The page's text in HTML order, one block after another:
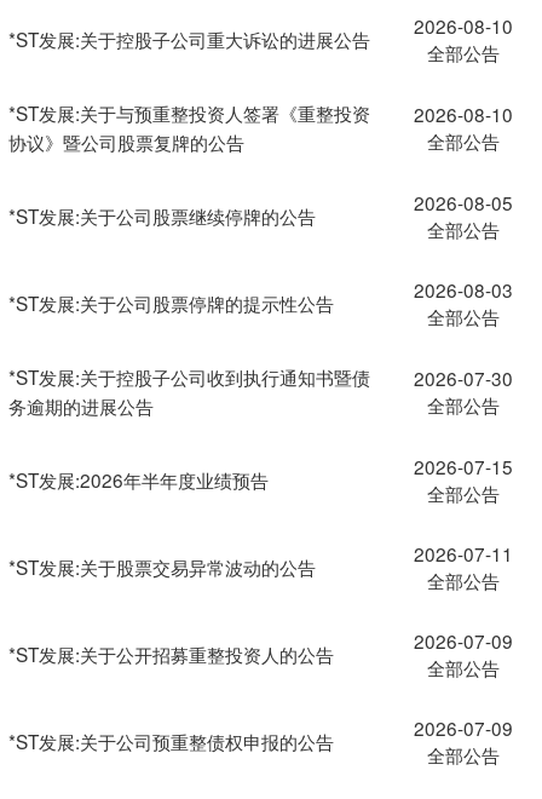
*ST发展:关于控股子公司重大诉讼的进展公告
2026-08-10
全部公告
*ST发展:关于与预重整投资人签署《重整投资
协议》暨公司股票复牌的公告
2026-08-10
全部公告
*ST发展:关于公司股票继续停牌的公告
2026-08-05
全部公告
*ST发展:关于公司股票停牌的提示性公告
2026-08-03
全部公告
*ST发展:关于控股子公司收到执行通知书暨债
务逾期的进展公告
2026-07-30
全部公告
*ST发展:2026年半年度业绩预告
2026-07-15
全部公告
*ST发展:关于股票交易异常波动的公告
2026-07-11
全部公告
*ST发展:关于公开招募重整投资人的公告
2026-07-09
全部公告
*ST发展:关于公司预重整债权申报的公告
2026-07-09
全部公告